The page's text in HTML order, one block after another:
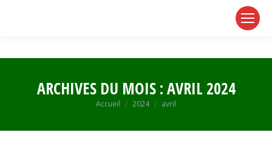
ARCHIVES DU MOIS :AVRIL 2024
Vous êtes ici :
Accueil 2024 avril